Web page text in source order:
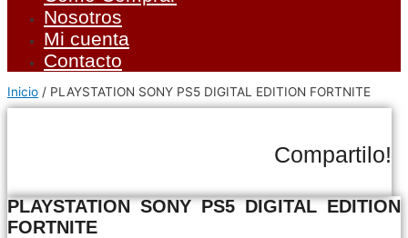
Nosotros
Mi cuenta
Contacto
Inicio / PLAYSTATION SONY PS5 DIGITAL EDITION FORTNITE
Compartilo!
PLAYSTATION SONY PS5 DIGITAL EDITION
FORTNITE